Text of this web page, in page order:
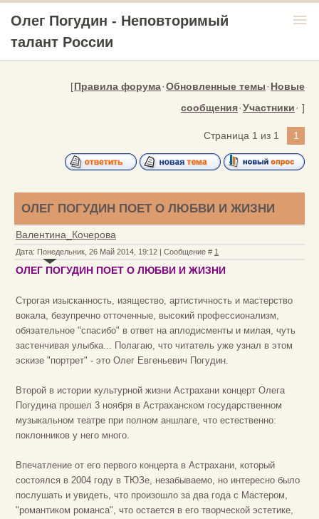
Олег Погудин - Неповторимый
талант России
menu
[Правила форума·Обновленные темы·Новые
сообщения·Участники· ]
Страница 1 из 1 1
ОЛЕГ ПОГУДИН ПОЕТ О ЛЮБВИ И ЖИЗНИ
Валентина_Кочерова
Дата: Понедельник, 26 Май 2014, 19:12 | Сообщение # 1
ОЛЕГ ПОГУДИН ПОЕТ О ЛЮБВИ И ЖИЗНИ
Строгая изысканность, изящество, артистичность и мастерство
вокала, безупречно отточенные, высокий профессионализм,
обязательное "спасибо" в ответ на аплодисменты и милая, чуть
застенчивая улыбка... Полагаю, что читатель уже узнал в этом
эскизе "портрет" - это Олег Евгеньевич Погудин.
Второй в истории культурной жизни Астрахани концерт Олега
Погудина прошел 3 ноября в Астраханском государственном
музыкальном театре при полном аншлаге, что естественно:
поклонников у него много.
Впечатление от его первого концерта в Астрахани, который
состоялся в 2004 году в ТЮЗе, незабываемо, но интересно было
послушать и увидеть, что произошло за два года с Мастером,
"романтиком романса", что остается в его творческой эстетике,